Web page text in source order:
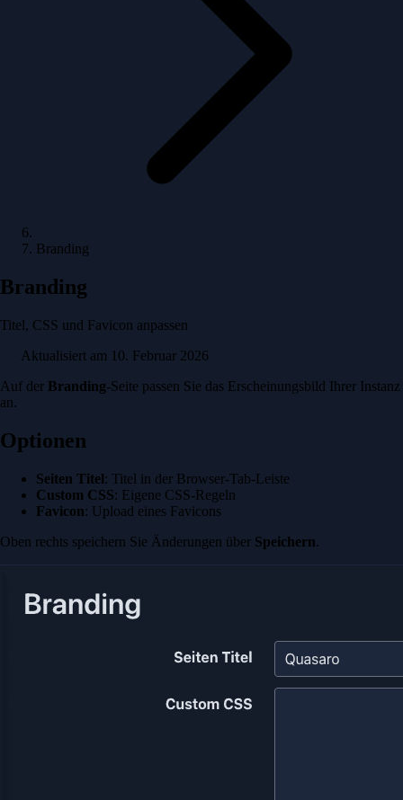
Branding
Branding
Titel, CSS und Favicon anpassen
Aktualisiert am 10. Februar 2026
Auf der Branding-Seite passen Sie das Erscheinungsbild Ihrer Instanz
an.
Optionen
Seiten Titel: Titel in der Browser-Tab-Leiste
Custom CSS: Eigene CSS-Regeln
Favicon: Upload eines Favicons
Oben rechts speichern Sie Änderungen über Speichern.